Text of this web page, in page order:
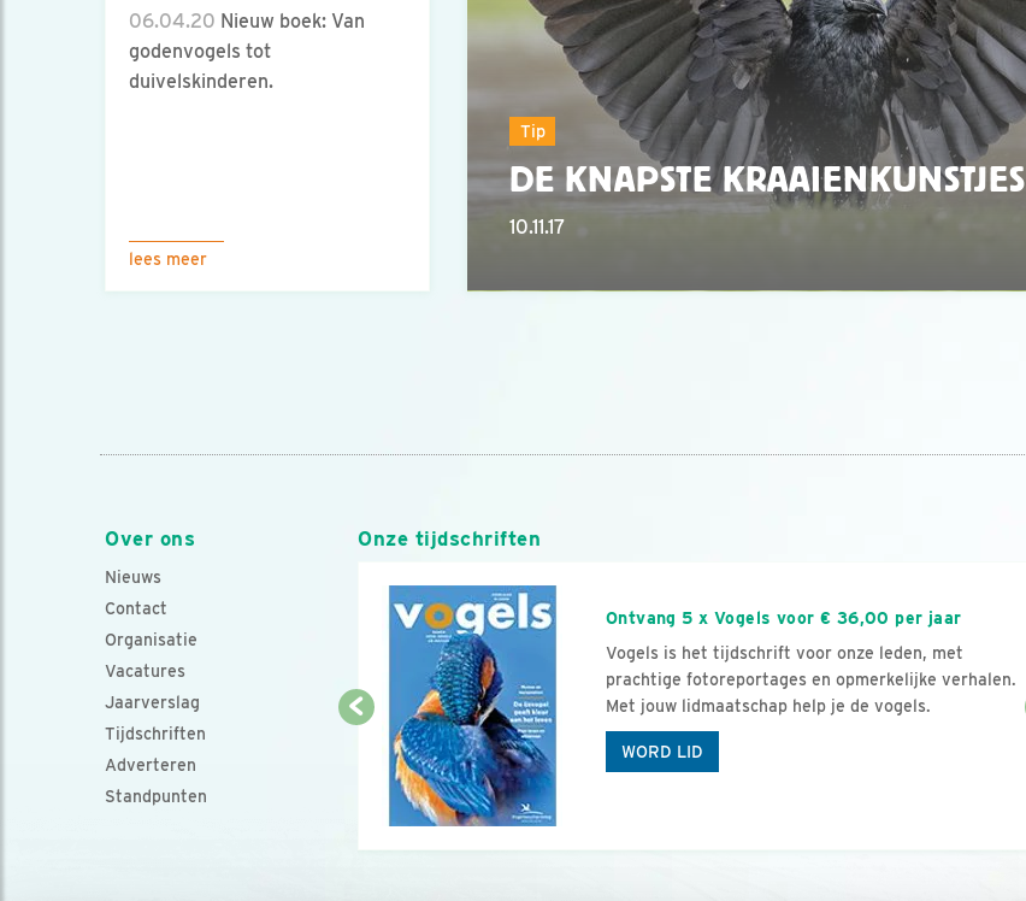
06.04.20 Nieuw boek: Van
godenvogels tot
duivelskinderen.
lees meer
Tip
DE KNAPSTE KRAAIENKUNSTJES
10.11.17
Over ons
Nieuws
Contact
Organisatie
Vacatures
Jaarverslag
Tijdschriften
Adverteren
Standpunten
Onze tijdschriften
Ontvang 5 x Vogels voor € 36,00 per jaar
Vogels is het tijdschrift voor onze leden, met
prachtige fotoreportages en opmerkelijke verhalen.
Met jouw lidmaatschap help je de vogels.
WORD LID